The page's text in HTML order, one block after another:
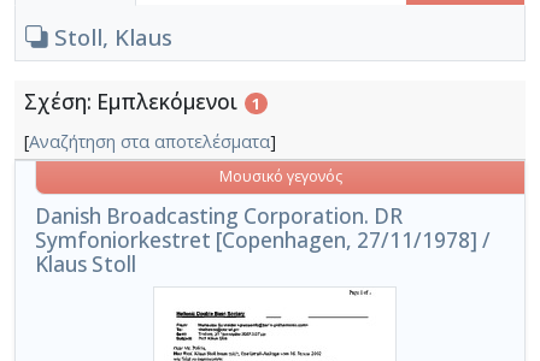
Stoll, Klaus
Σχέση: Εμπλεκόμενοι 1
[Αναζήτηση στα αποτελέσματα]
Danish Broadcasting Corporation. DR
Symfoniorkestret [Copenhagen, 27/11/1978] /
Klaus Stoll
Μουσικό γεγονός